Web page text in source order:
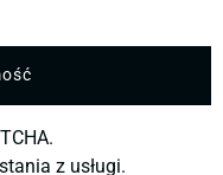
z usługi.